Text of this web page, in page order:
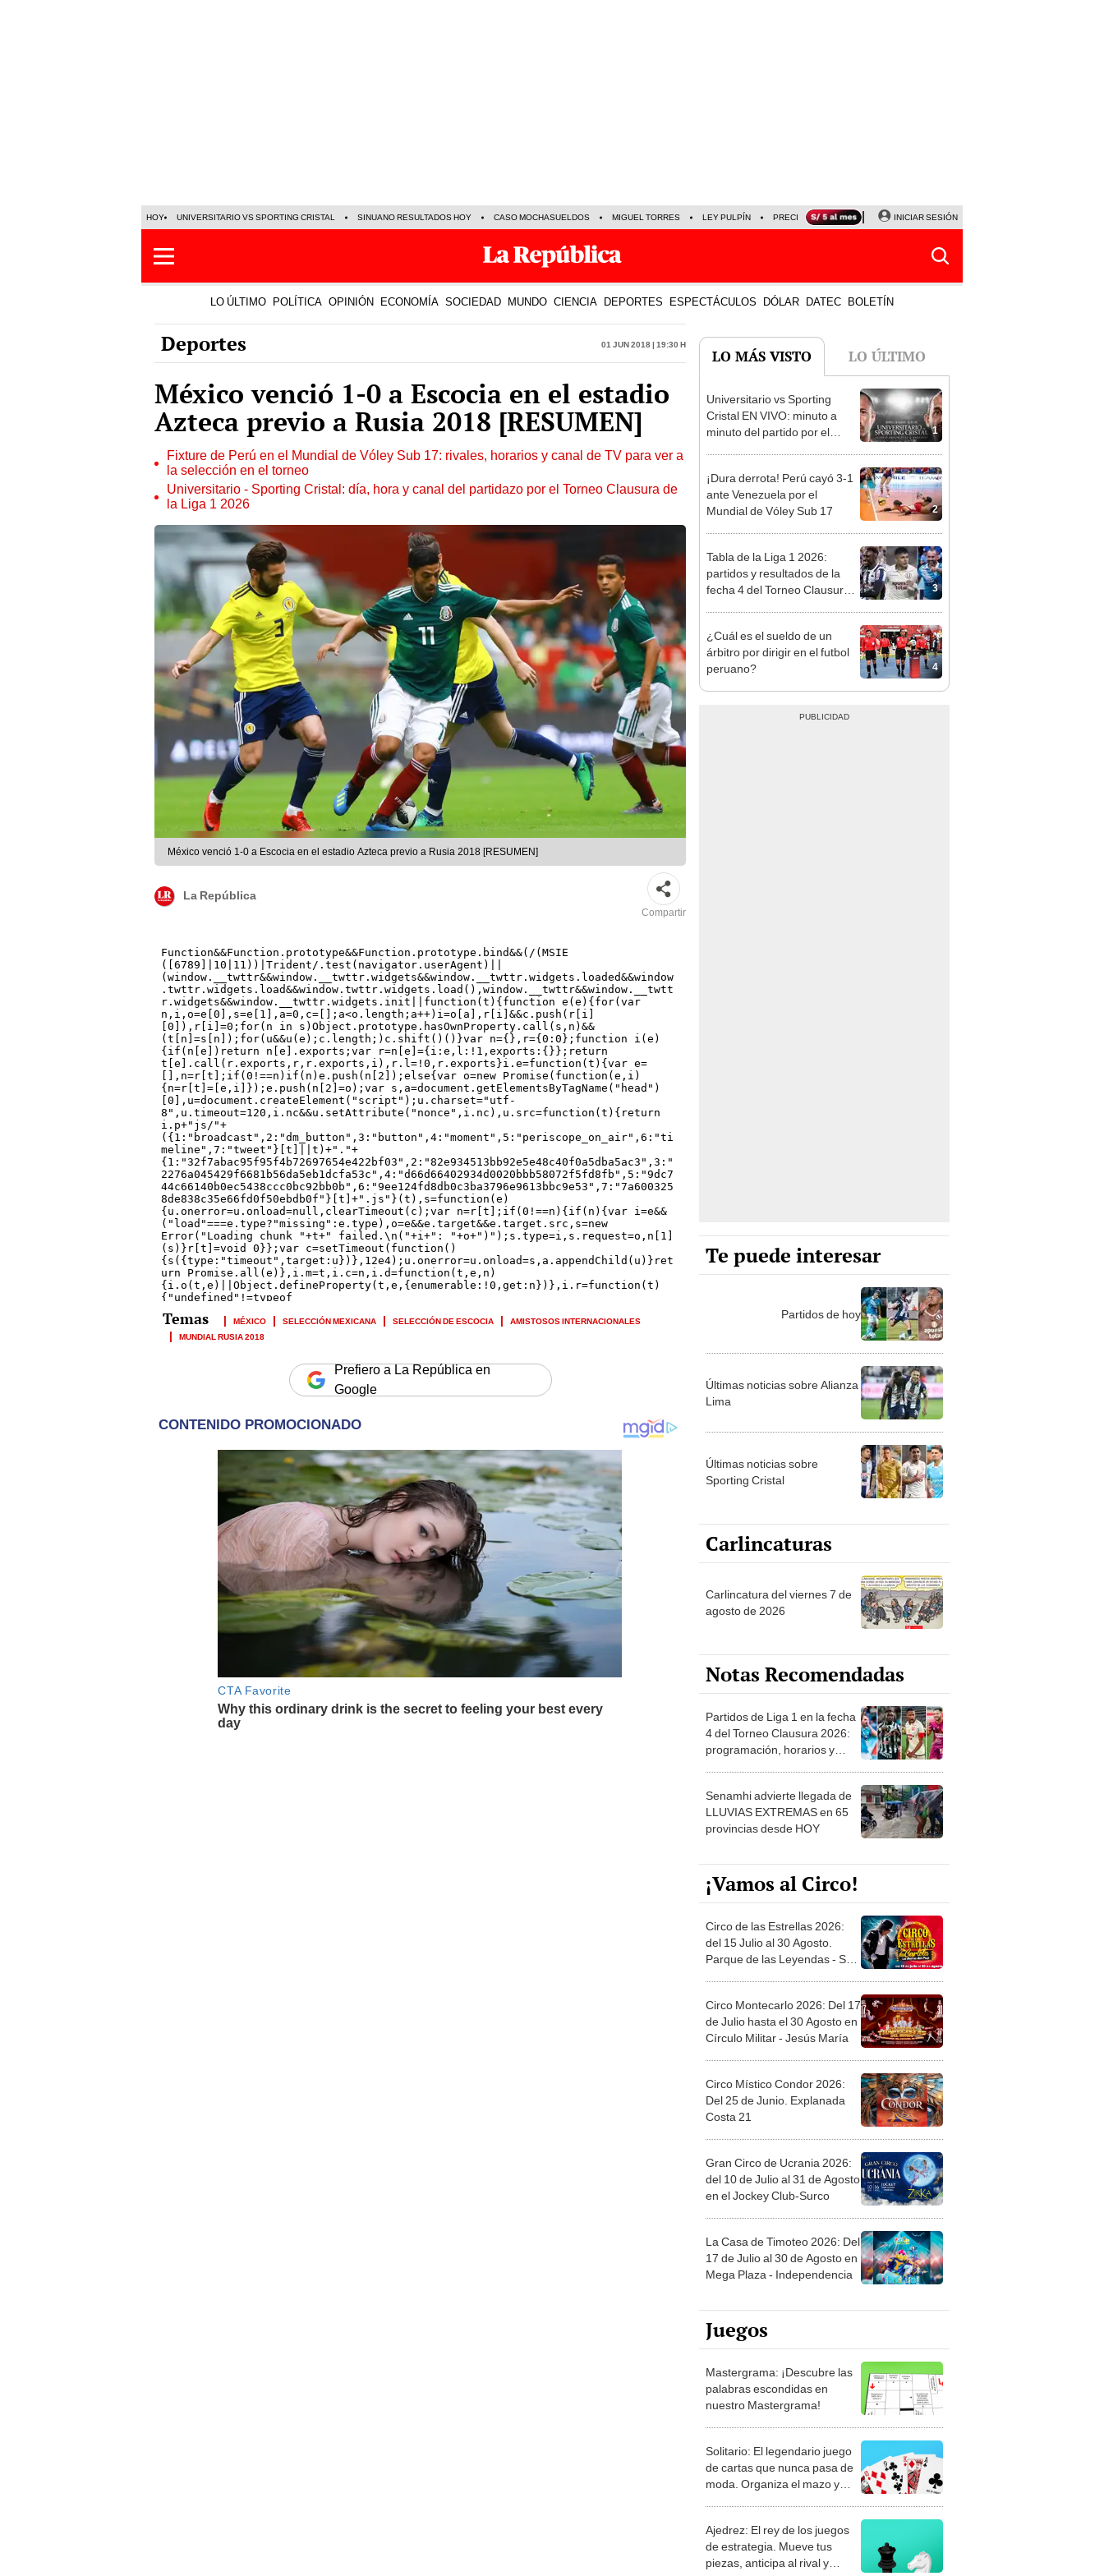
HOY UNIVERSITARIO VS SPORTING CRISTAL SINUANO RESULTADOS HOY CASO MOCHASUELDOS MIGUEL TORRES LEY PULPÍN PRECIO DEL DÓLAR CORTE DE LUZ VIERNES 7 DE AGOSTO
INICIAR SESIÓN
LO ÚLTIMO POLÍTICA OPINIÓN ECONOMÍA SOCIEDAD MUNDO CIENCIA DEPORTES ESPECTÁCULOS DÓLAR DATEC BOLETÍN
Deportes 01 Jun 2018 | 19:30 h
México venció 1-0 a Escocia en el estadio
Azteca previo a Rusia 2018 [RESUMEN]
Fixture de Perú en el Mundial de Vóley Sub 17: rivales, horarios y canal de TV para ver a
la selección en el torneo
Universitario - Sporting Cristal: día, hora y canal del partidazo por el Torneo Clausura de
la Liga 1 2026
México venció 1-0 a Escocia en el estadio Azteca previo a Rusia 2018 [RESUMEN]
La República
Compartir
MÉXICO SELECCIÓN MEXICANA SELECCIÓN DE ESCOCIA
AMISTOSOS INTERNACIONALES
MUNDIAL RUSIA 2018
Prefiero a La República en
Google
LO MÁS VISTO LO ÚLTIMO
1
Universitario vs Sporting
Cristal EN VIVO: minuto a
minuto del partido por el
2
¡Dura derrota! Perú cayó 3-1
ante Venezuela por el
Mundial de Vóley Sub 17
3
Tabla de la Liga 1 2026:
partidos y resultados de la
fecha 4 del Torneo Clausura y
4
¿Cuál es el sueldo de un
árbitro por dirigir en el futbol
peruano?
Te puede interesar
Partidos de hoy
Últimas noticias sobre Alianza
Lima
Últimas noticias sobre
Sporting Cristal
Carlincaturas
Carlincatura del viernes 7 de
agosto de 2026
Notas Recomendadas
Partidos de Liga 1 en la fecha
4 del Torneo Clausura 2026:
programación, horarios y
Senamhi advierte llegada de
LLUVIAS EXTREMAS en 65
provincias desde HOY
¡Vamos al Circo!
Circo de las Estrellas 2026:
del 15 Julio al 30 Agosto.
Parque de las Leyendas - San
Circo Montecarlo 2026: Del 17
de Julio hasta el 30 Agosto en
Círculo Militar - Jesús María
Circo Místico Condor 2026:
Del 25 de Junio. Explanada
Costa 21
Gran Circo de Ucrania 2026:
del 10 de Julio al 31 de Agosto
en el Jockey Club-Surco
La Casa de Timoteo 2026: Del
17 de Julio al 30 de Agosto en
Mega Plaza - Independencia
Juegos
Mastergrama: ¡Descubre las
palabras escondidas en
nuestro Mastergrama!
Solitario: El legendario juego
de cartas que nunca pasa de
moda. Organiza el mazo y
Ajedrez: El rey de los juegos
de estrategia. Mueve tus
piezas, anticipa al rival y